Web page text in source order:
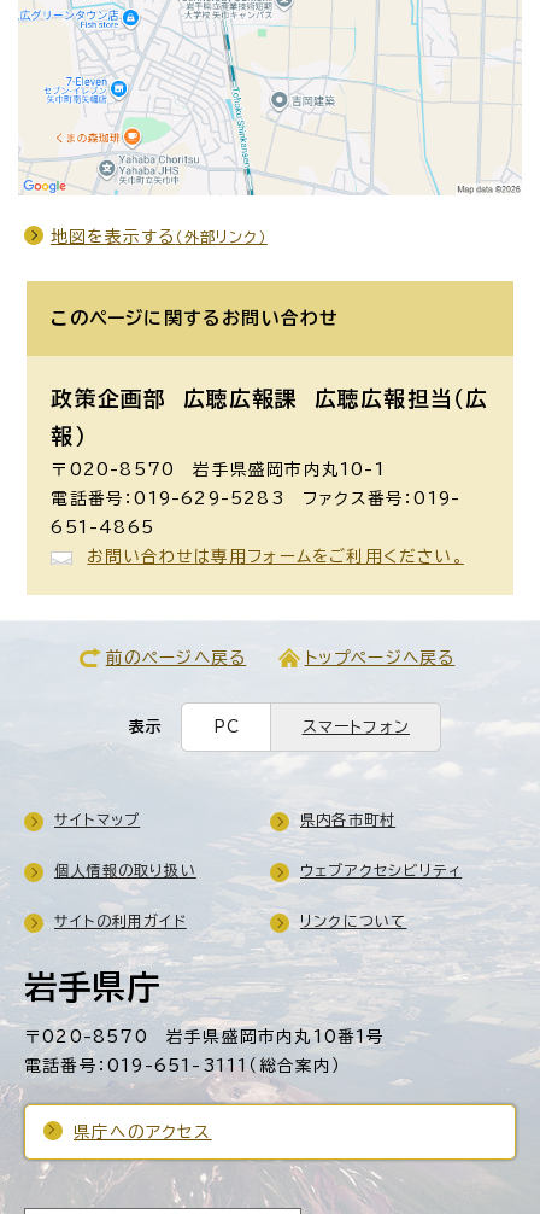
地図を表示する （外部リンク）
このページに関する お問い合わせ
政策企画部 広聴広報課
広聴広報担当（広
報）
〒020-8570 岩手県盛岡市内丸10-1
電話番号：019-629-5283 ファクス番号：019-
651-4865
お問い合わせは専用フォームをご利用ください。
前のページへ戻る トップページへ戻る
表示 PC スマートフォン
岩手県庁
〒020-8570 岩手県盛岡市内丸10番1号
電話番号：019-651-3111（総合案内）
県庁へのアクセス
サイトマップ 県内各市町村
個人情報の取り扱い ウェブアクセシビリティ
サイトの利用ガイド リンクについて